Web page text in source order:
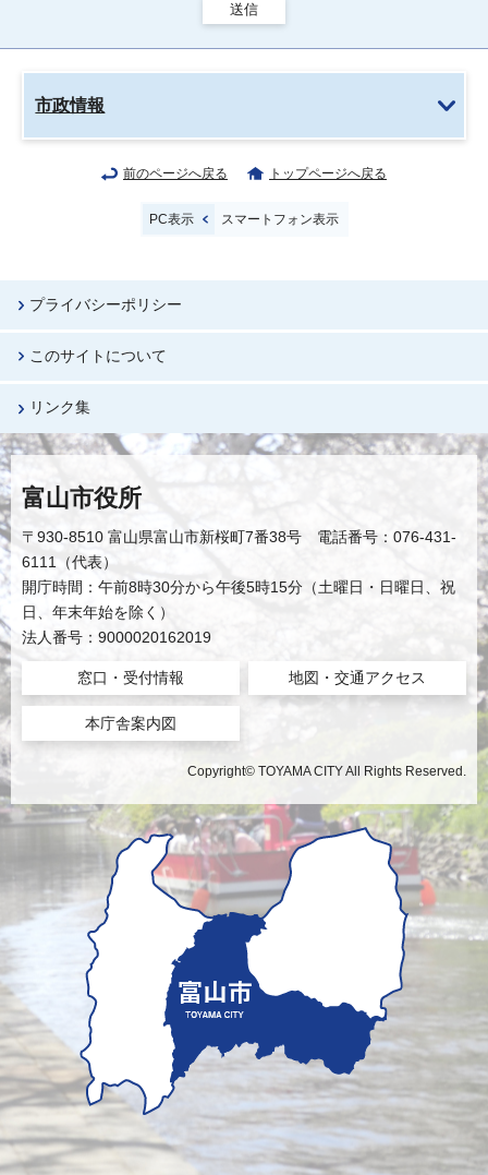
送信
市政情報
前のページへ戻る トップページへ戻る
PC表示 スマートフォン表示
プライバシーポリシー
このサイトについて
リンク集
富山市役所
〒930-8510 富山県富山市新桜町7番38号 電話番号：076-431-
6111（代表）
開庁時間：午前8時30分から午後5時15分（土曜日・日曜日、祝
日、年末年始を除く）
法人番号：9000020162019
窓口・受付情報 地図・交通アクセス
本庁舎案内図
Copyright© TOYAMA CITY All Rights Reserved.